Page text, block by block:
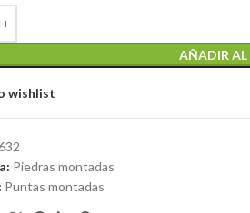
AÑADIR AL
wishlist
Piedras montadas
Puntas montadas